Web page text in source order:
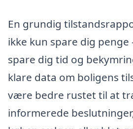
En grundig
ikke kun spare dig penge
spare dig tid og
klare data om boligens
være bedre rustet til at
informerede